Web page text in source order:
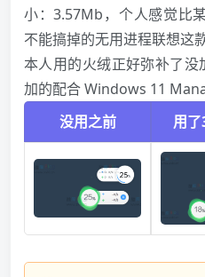
小：3.57Mb，个人感觉比
不能搞掉的无用进程联想这
本人用的火绒正好弥补了
加的配合 Windows 11
没用之前
用